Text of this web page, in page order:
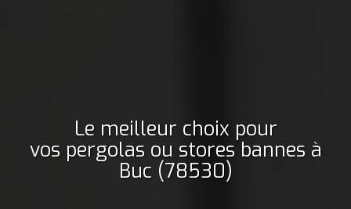
Le meilleur choix pour
vos pergolas ou stores bannes à
Buc (78530)